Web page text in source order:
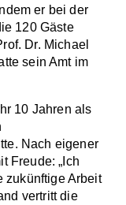
er bei der
120 Gäste
Dr. Michael
sein Amt im
10 Jahren als
Nach eigener
Freude: „Ich
zukünftige Arbeit
vertritt die